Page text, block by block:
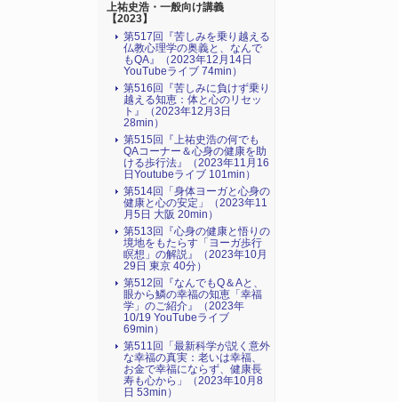
上祐史浩・一般向け講義
【2023】
第517回『苦しみを乗り越える
仏教心理学の奥義と、なんで
もQA』（2023年12月14日
YouTubeライブ 74min）
第516回『苦しみに負けず乗り
越える知恵：体と心のリセッ
ト』（2023年12月3日
28min）
第515回『上祐史浩の何でも
QAコーナー＆心身の健康を助
ける歩行法』（2023年11月16
日Youtubeライブ 101min）
第514回「身体ヨーガと心身の
健康と心の安定」（2023年11
月5日 大阪 20min）
第513回『心身の健康と悟りの
境地をもたらす「ヨーガ歩行
瞑想」の解説』（2023年10月
29日 東京 40分）
第512回『なんでもQ＆Aと、
眼から鱗の幸福の知恵「幸福
学」のご紹介』（2023年
10/19 YouTubeライブ
69min）
第511回「最新科学が説く意外
な幸福の真実：老いは幸福、
お金で幸福にならず、健康長
寿も心から」（2023年10月8
日 53min）